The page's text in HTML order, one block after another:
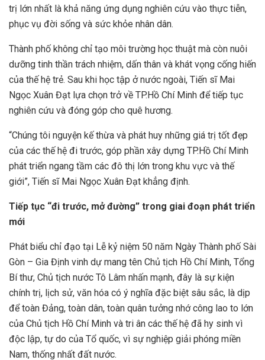
trị lớn nhất là khả năng ứng dụng nghiên cứu vào thực tiễn,
phục vụ đời sống và sức khỏe nhân dân.
Thành phố không chỉ tạo môi trường học thuật mà còn nuôi
dưỡng tinh thần trách nhiệm, dấn thân và khát vọng cống hiến
của thế hệ trẻ. Sau khi học tập ở nước ngoài, Tiến sĩ Mai
Ngọc Xuân Đạt lựa chọn trở về TP.Hồ Chí Minh để tiếp tục
nghiên cứu và đóng góp cho quê hương.
“Chúng tôi nguyện kế thừa và phát huy những giá trị tốt đẹp
của các thế hệ đi trước, góp phần xây dựng TP.Hồ Chí Minh
phát triển ngang tầm các đô thị lớn trong khu vực và thế
giới”, Tiến sĩ Mai Ngọc Xuân Đạt khẳng định.
Tiếp tục “đi trước, mở đường” trong giai đoạn phát triển
mới
Phát biểu chỉ đạo tại Lễ kỷ niệm 50 năm Ngày Thành phố Sài
Gòn – Gia Định vinh dự mang tên Chủ tịch Hồ Chí Minh, Tổng
Bí thư, Chủ tịch nước Tô Lâm nhấn mạnh, đây là sự kiện
chính trị, lịch sử, văn hóa có ý nghĩa đặc biệt sâu sắc, là dịp
để toàn Đảng, toàn dân, toàn quân tưởng nhớ công lao to lớn
của Chủ tịch Hồ Chí Minh và tri ân các thế hệ đã hy sinh vì
độc lập, tự do của Tổ quốc, vì sự nghiệp giải phóng miền
Nam, thống nhất đất nước.